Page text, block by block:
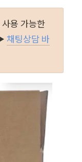
용 가능한
채팅상담 바